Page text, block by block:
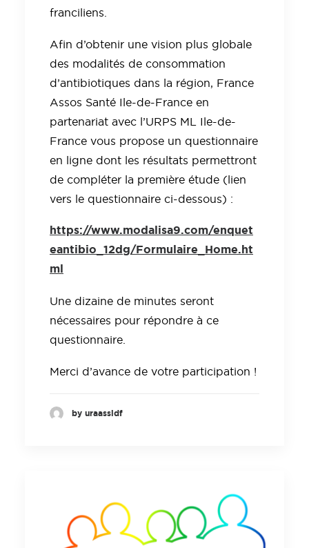
franciliens.
Afin d’obtenir une vision plus globale
des modalités de consommation
d’antibiotiques dans la région, France
Assos Santé Ile-de-France en
partenariat avec l’URPS ML Ile-de-
France vous propose un questionnaire
en ligne dont les résultats permettront
de compléter la première étude (lien
vers le questionnaire ci-dessous) :
https://www.modalisa9.com/enquet
eantibio_12dg/Formulaire_Home.ht
ml
Une dizaine de minutes seront
nécessaires pour répondre à ce
questionnaire.
Merci d’avance de votre participation !
by uraassidf